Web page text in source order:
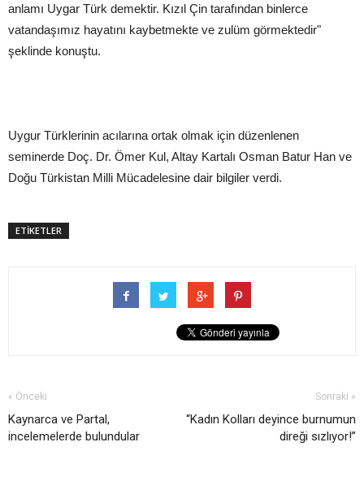
anlamı Uygar Türk demektir. Kızıl Çin tarafından binlerce
vatandaşımız hayatını kaybetmekte ve zulüm görmektedir"
şeklinde konuştu.
Uygur Türklerinin acılarına ortak olmak için düzenlenen
seminerde Doç. Dr. Ömer Kul, Altay Kartalı Osman Batur Han ve
Doğu Türkistan Milli Mücadelesine dair bilgiler verdi.
ETİKETLER
« Önceki
Kaynarca ve Partal,
incelemelerde bulundular
Sonraki »
“Kadın Kolları deyince burnumun
direği sızlıyor!”